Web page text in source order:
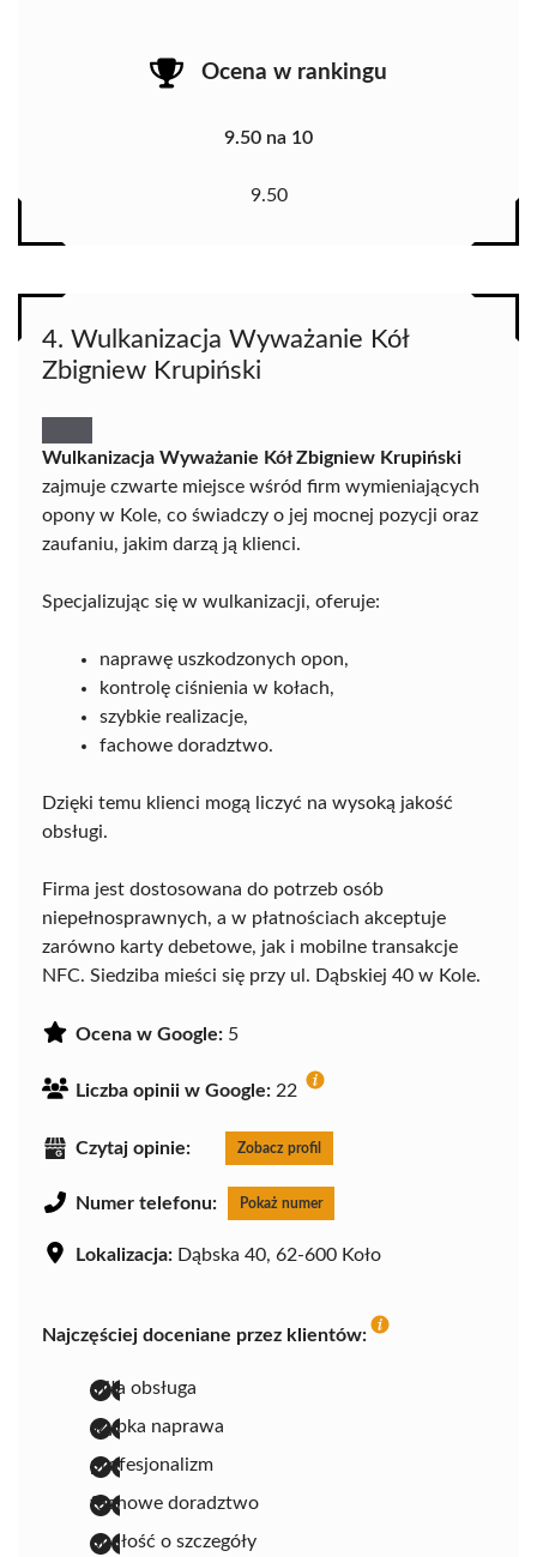
Ocena w rankingu
9.50 na 10
9.50
4. Wulkanizacja Wyważanie Kół
Zbigniew Krupiński
Wulkanizacja Wyważanie Kół Zbigniew Krupiński
zajmuje czwarte miejsce wśród firm wymieniających
opony w Kole, co świadczy o jej mocnej pozycji oraz
zaufaniu, jakim darzą ją klienci.
Specjalizując się w wulkanizacji, oferuje:
naprawę uszkodzonych opon,
kontrolę ciśnienia w kołach,
szybkie realizacje,
fachowe doradztwo.
Dzięki temu klienci mogą liczyć na wysoką jakość
obsługi.
Firma jest dostosowana do potrzeb osób
niepełnosprawnych, a w płatnościach akceptuje
zarówno karty debetowe, jak i mobilne transakcje
NFC. Siedziba mieści się przy ul. Dąbskiej 40 w Kole.
Ocena w Google: 5
Liczba opinii w Google: 22
Czytaj opinie: Zobacz profil
Numer telefonu: Pokaż numer
Lokalizacja: Dąbska 40, 62-600 Koło
Najczęściej doceniane przez klientów:
miła obsługa
szybka naprawa
profesjonalizm
fachowe doradztwo
dbałość o szczegóły